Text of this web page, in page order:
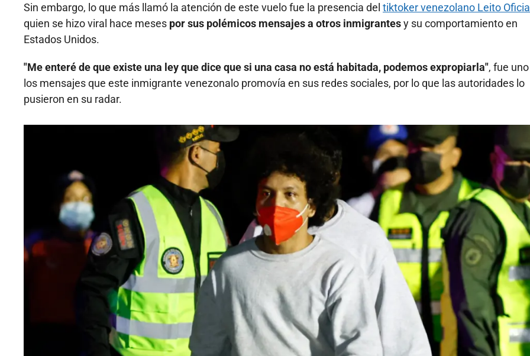
Sin embargo, lo que más llamó la atención de este vuelo fue la presencia del tiktoker venezolano Leito
quien se hizo viral hace meses por sus polémicos mensajes a otros inmigrantesy su comportamiento en
Estados Unidos.
"Me enteré de que existe una ley que dice que si una casa no está habitada, podemos expropiarla", fue
los mensajes que este inmigrante venezonalo promovía en sus redes sociales, por lo que las autoridades lo
pusieron en su radar.